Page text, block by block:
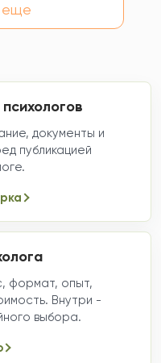
еще
документы и
публикацией
формат, опыт,
Внутри -
выбора.